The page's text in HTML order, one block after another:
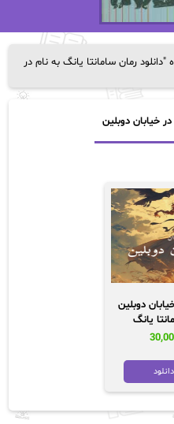
رمان سامانتا یانگ به نام در
خیابان دوبلین
دوبلین